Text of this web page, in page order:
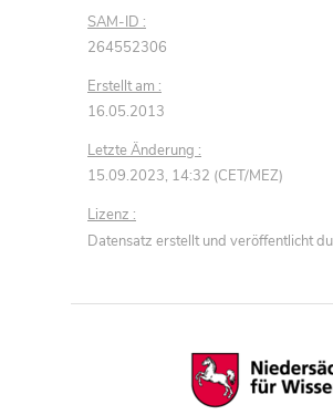
SAM-ID :
264552306
Erstellt am :
16.05.2013
Letzte Änderung :
15.09.2023, 14:32 (CET/MEZ)
Lizenz :
Datensatz erstellt und veröffentlicht